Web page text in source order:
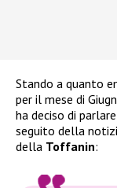
Stando a quanto
per il mese di
ha deciso di
seguito della
della Toffanin: